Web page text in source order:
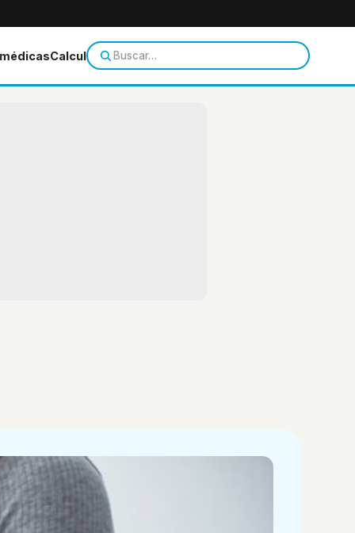
CalculadorasTemas de salud